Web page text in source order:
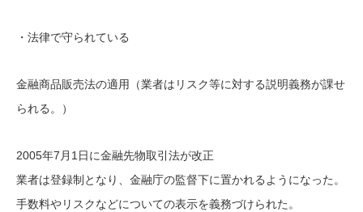
・法律で守られている
金融商品販売法の適用（業者はリスク等に対する説明義務が課せ
られる。）
2005年7月1日に金融先物取引法が改正
業者は登録制となり、金融庁の監督下に置かれるようになった。
手数料やリスクなどについての表示を義務づけられた。